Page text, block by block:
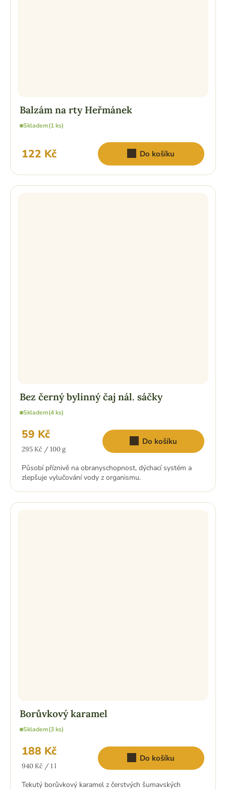
Balzám na rty Heřmánek
Skladem(1 ks)
122 Kč Do košíku
Bez černý bylinný čaj nál. sáčky
Skladem(4 ks)
59 Kč
Měrná
295 Kč / 100 g
Do košíku
Působí příznivě na obranyschopnost, dýchací systém a
zlepšuje vylučování vody z organismu.
Borůvkový karamel
Skladem(3 ks)
188 Kč
Měrná
940 Kč / 1 l
Do košíku
Tekutý borůvkový karamel z čerstvých šumavských